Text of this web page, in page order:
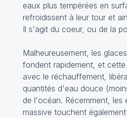
eaux plus tempérées en
refroidissent à leur tour et
Il s'agit du coeur, ou de la
Malheureusement, les
fondent rapidement, et
avec le réchauffement,
quantités d'eau douce
de l'océan. Récemment, les
massive touchent